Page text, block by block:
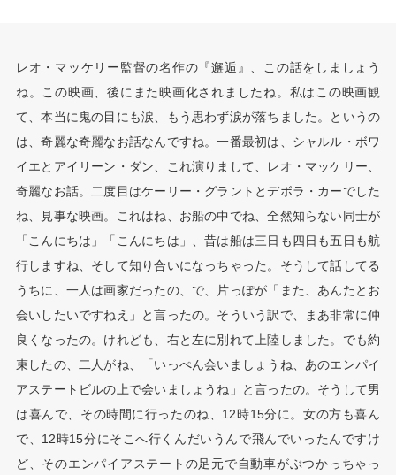
レオ・マッケリー監督の名作の『邂逅』、この話をしましょう
ね。この映画、後にまた映画化されましたね。私はこの映画観
て、本当に鬼の目にも涙、もう思わず涙が落ちました。というの
は、奇麗な奇麗なお話なんですね。一番最初は、シャルル・ボワ
イエとアイリーン・ダン、これ演りまして、レオ・マッケリー、
奇麗なお話。二度目はケーリー・グラントとデボラ・カーでした
ね、見事な映画。これはね、お船の中でね、全然知らない同士が
「こんにちは」「こんにちは」、昔は船は三日も四日も五日も航
行しますね、そして知り合いになっちゃった。そうして話してる
うちに、一人は画家だったの、で、片っぽが「また、あんたとお
会いしたいですねえ」と言ったの。そういう訳で、まあ非常に仲
良くなったの。けれども、右と左に別れて上陸しました。でも約
束したの、二人がね、「いっぺん会いましょうね、あのエンパイ
アステートビルの上で会いましょうね」と言ったの。そうして男
は喜んで、その時間に行ったのね、12時15分に。女の方も喜ん
で、12時15分にそこへ行くんだいうんで飛んでいったんですけ
ど、そのエンパイアステートの足元で自動車がぶつかっちゃっ